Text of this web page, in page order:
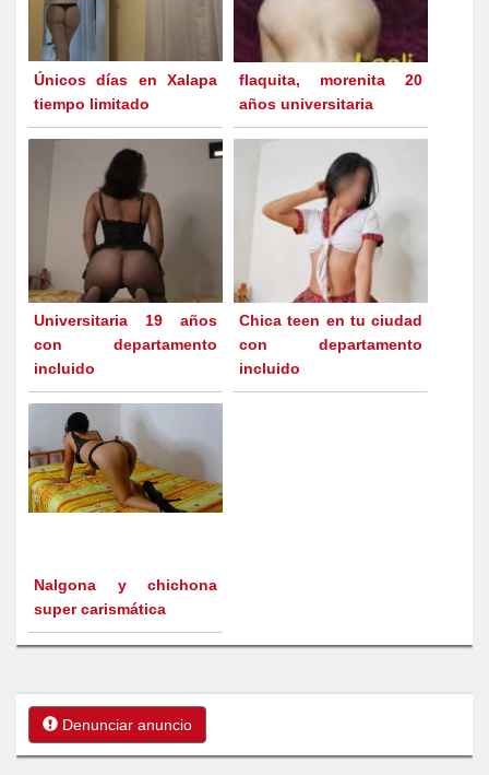
Únicos días en Xalapa
tiempo limitado
flaquita, morenita 20
años universitaria
Universitaria 19 años
con departamento
incluido
Chica teen en tu ciudad
con departamento
incluido
Nalgona y chichona
super carismática
Denunciar anuncio